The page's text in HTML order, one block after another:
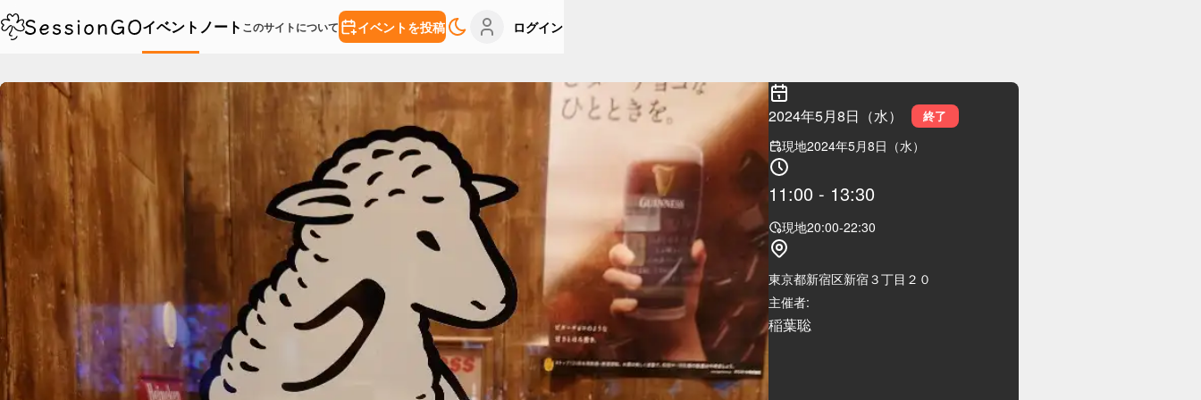
イベント ノート このサイトについて イベントを投稿 ログイン
2024年5月8日（水） 終了
現地2024年5月8日（水）
11:00 - 13:30
現地20:00-22:30
東京都新宿区新宿３丁目２０
主催者:
稲葉聡